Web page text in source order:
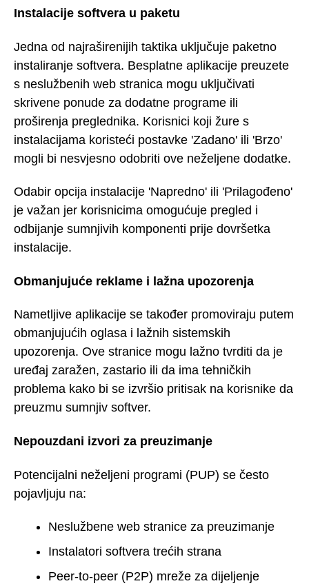
Instalacije softvera u paketu
Jedna od najraširenijih taktika uključuje paketno
instaliranje softvera. Besplatne aplikacije preuzete
s neslužbenih web stranica mogu uključivati
skrivene ponude za dodatne programe ili
proširenja preglednika. Korisnici koji žure s
instalacijama koristeći postavke 'Zadano' ili 'Brzo'
mogli bi nesvjesno odobriti ove neželjene dodatke.
Odabir opcija instalacije 'Napredno' ili 'Prilagođeno'
je važan jer korisnicima omogućuje pregled i
odbijanje sumnjivih komponenti prije dovršetka
instalacije.
Obmanjujuće reklame i lažna upozorenja
Nametljive aplikacije se također promoviraju putem
obmanjujućih oglasa i lažnih sistemskih
upozorenja. Ove stranice mogu lažno tvrditi da je
uređaj zaražen, zastario ili da ima tehničkih
problema kako bi se izvršio pritisak na korisnike da
preuzmu sumnjiv softver.
Nepouzdani izvori za preuzimanje
Potencijalni neželjeni programi (PUP) se često
pojavljuju na:
Neslužbene web stranice za preuzimanje
Instalatori softvera trećih strana
Peer-to-peer (P2P) mreže za dijeljenje